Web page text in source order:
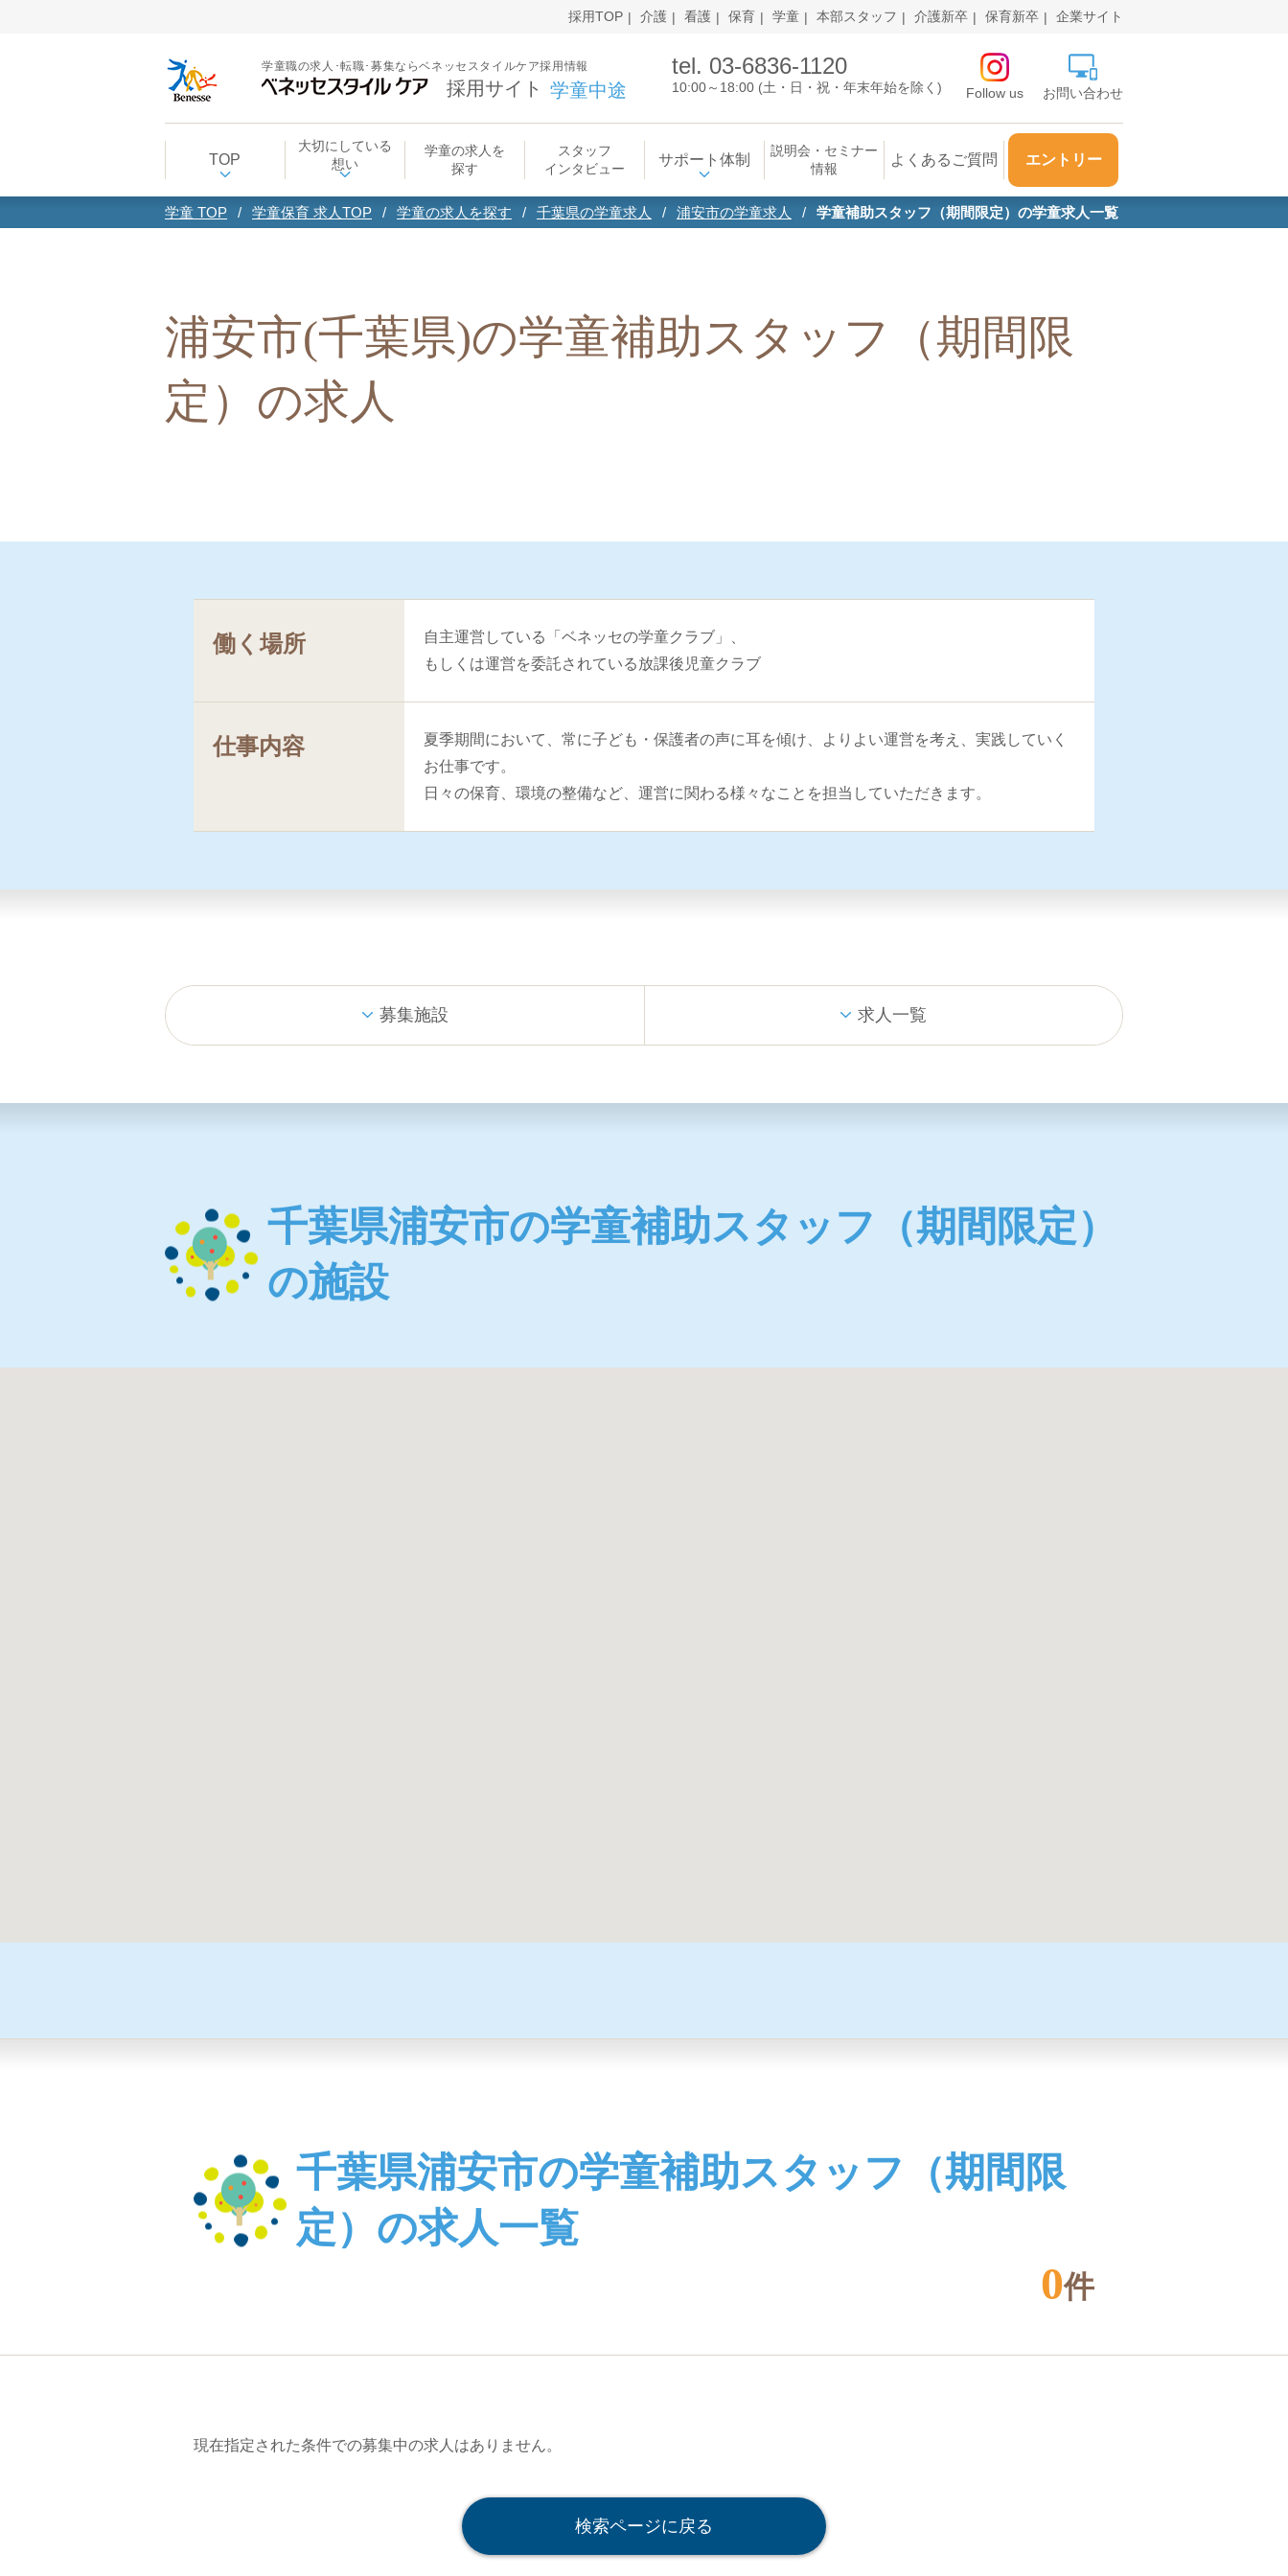
採用TOP 介護 看護 保育 学童 本部スタッフ 介護新卒 保育新卒 企業サイト
学童職の求人･転職･募集ならベネッセスタイルケア採用情報
採用サイト 学童中途
tel. 03-6836-1120
10:00～18:00 (土・日・祝・年末年始を除く) Follow us お問い合わせ
TOP
大切にしている
想い
学童の求人を
探す
スタッフ
インタビュー
サポート体制
説明会・セミナー
情報
よくあるご質問 エントリー
学童 TOP 学童保育 求人TOP 学童の求人を探す 千葉県の学童求人 浦安市の学童求人 学童補助スタッフ（期間限定）の学童求人一覧
浦安市(千葉県)の学童補助スタッフ（期間限
定）の求人
働く場所
自主運営している「ベネッセの学童クラブ」、
もしくは運営を委託されている放課後児童クラブ
仕事内容
夏季期間において、常に子ども・保護者の声に耳を傾け、よりよい運営を考え、実践していく
お仕事です。
日々の保育、環境の整備など、運営に関わる様々なことを担当していただきます。
募集施設 求人一覧
千葉県浦安市の学童補助スタッフ（期間限定）
の施設
千葉県浦安市の学童補助スタッフ（期間限
定）の求人一覧
0件
現在指定された条件での募集中の求人はありません。
検索ページに戻る